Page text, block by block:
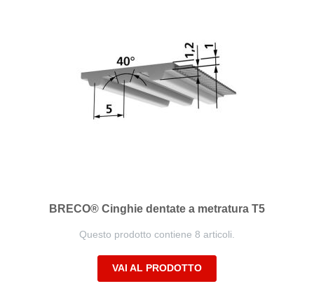
BRECO® Cinghie dentate a metratura T5
Questo prodotto contiene 8 articoli.
VAI AL PRODOTTO